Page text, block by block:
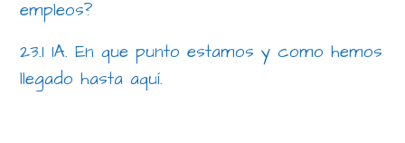
empleos?
23.1 IA. En que punto estamos y como hemos
llegado hasta aquí.